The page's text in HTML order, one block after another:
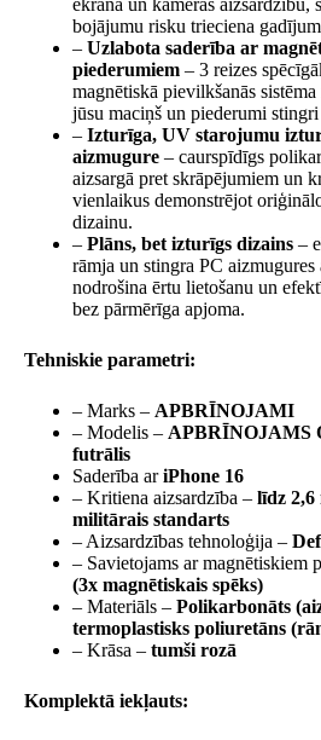
ekrāna un kameras aizsardzību,
bojājumu risku trieciena
– Uzlabota saderība ar
piederumiem – 3 reizes
magnētiskā pievilkšanās
jūsu maciņš un piederumi stingri
– Izturīga, UV starojumu
aizmugure – caurspīdīgs
aizsargā pret skrāpējumiem un
vienlaikus demonstrējot
dizainu.
– Plāns, bet izturīgs dizains –
rāmja un stingra PC
nodrošina ērtu lietošanu un
bez pārmērīga apjoma.
Tehniskie parametri:
– Marks – APBRĪNOJAMI
– Modelis – APBRĪNOJAMS
futrālis
Saderība ariPhone 16
– Kritiena aizsardzība – līdz 2,6
militārais standarts
– Aizsardzības tehnoloģija –
– Savietojams ar magnētiskiem
(3x magnētiskais spēks)
– Materiāls – Polikarbonāts
termoplastisks poliuretāns
– Krāsa – tumši rozā
Komplektā iekļauts: